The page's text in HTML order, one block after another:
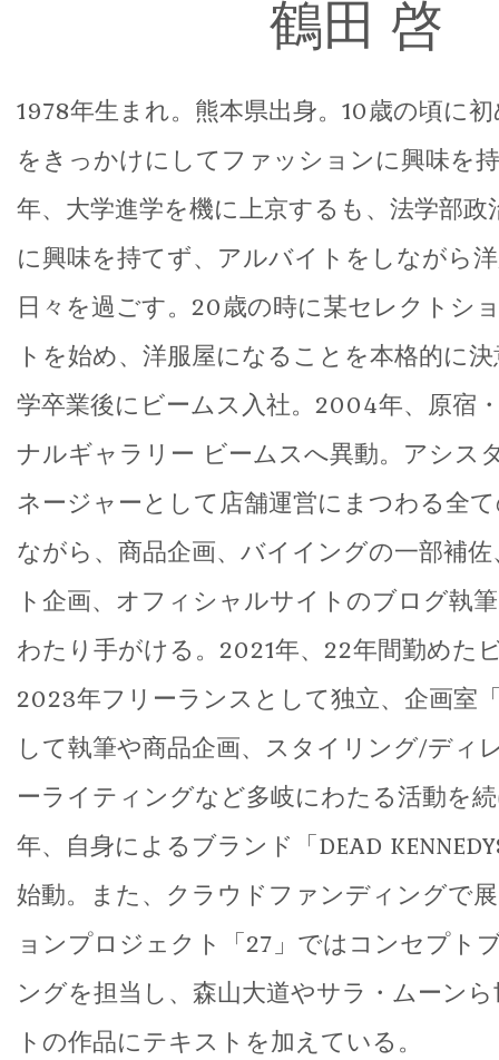
鶴田 啓
1978年生まれ。熊本県出身。10歳の頃に
をきっかけにしてファッションに興味を
年、大学進学を機に上京するも、法学部
に興味を持てず、アルバイトをしながら
日々を過ごす。20歳の時に某セレクトシ
トを始め、洋服屋になることを本格的に
学卒業後にビームス入社。2004年、原宿
ナルギャラリー ビームスへ異動。アシス
ネージャーとして店舗運営にまつわる全
ながら、商品企画、バイイングの一部補
ト企画、オフィシャルサイトのブログ執
わたり手がける。2021年、22年間勤めた
2023年フリーランスとして独立、企画室
して執筆や商品企画、スタイリング/ディ
ーライティングなど多岐にわたる活動を
年、自身によるブランド「DEAD
始動。また、クラウドファンディングで
ョンプロジェクト「27」ではコンセプト
ングを担当し、森山大道やサラ・ムーン
トの作品にテキストを加えている。